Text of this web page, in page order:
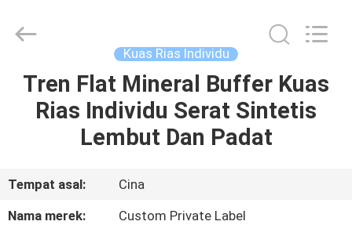
RUMAH
PRODUK
TENTANG
KAMI
Reserved.
Kuas Rias Individu
Tren Flat Mineral Buffer Kuas
Rias Individu Serat Sintetis
Lembut Dan Padat
Tempat asal:
Cina
Nama merek:
Custom Private Label